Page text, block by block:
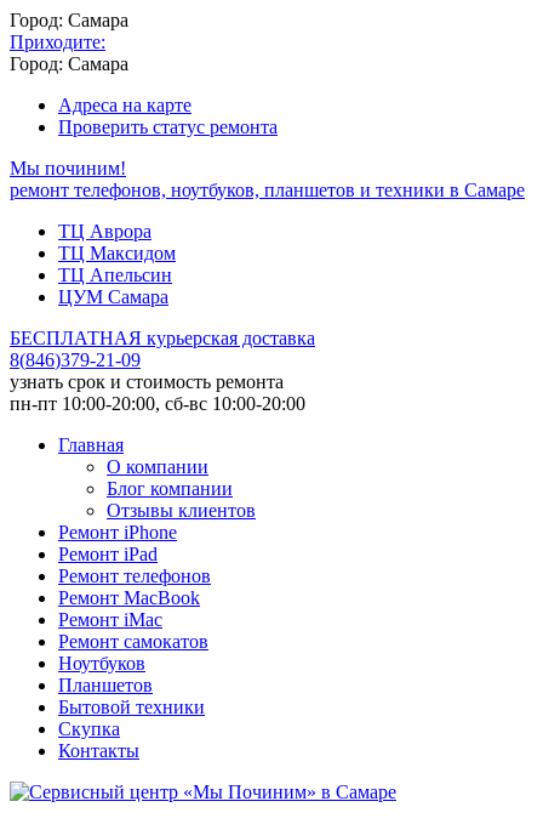
Город: Самара
Приходите:
Город: Самара
Адреса на карте
Проверить статус ремонта
Мы починим!
ремонт телефонов, ноутбуков, планшетов и техники в Самаре
ТЦ Аврора
ТЦ Максидом
ТЦ Апельсин
ЦУМ Самара
БЕСПЛАТНАЯ курьерская доставка
8(846)379-21-09
узнать срок и стоимость ремонта
пн-пт 10:00-20:00, сб-вс 10:00-20:00
Главная
О компании
Блог компании
Отзывы клиентов
Ремонт iPhone
Ремонт iPad
Ремонт телефонов
Ремонт MacBook
Ремонт iMac
Ремонт самокатов
Ноутбуков
Планшетов
Бытовой техники
Скупка
Контакты